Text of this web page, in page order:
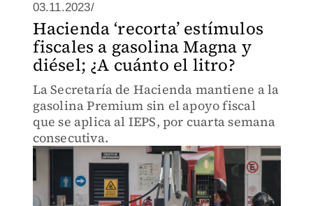
03.11.2023/
Hacienda ‘recorta’ estímulos
fiscales a gasolina Magna y
diésel; ¿A cuánto el litro?
La Secretaría de Hacienda mantiene a la
gasolina Premium sin el apoyo fiscal
que se aplica al IEPS, por cuarta semana
consecutiva.